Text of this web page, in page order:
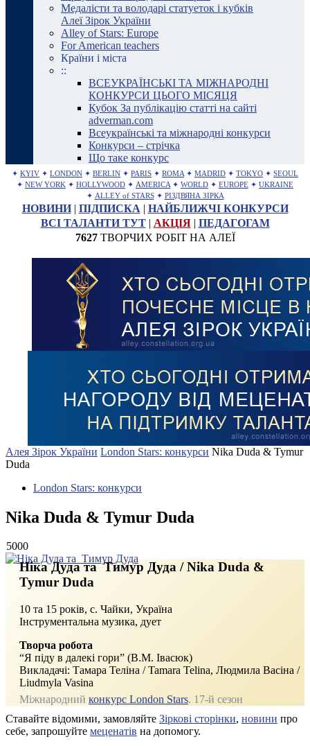
Медалісти та володарі статуеток і кубків
Алеї Зірок України
Alley of Stars: Europe
For American teachers
Країни і міста
::
ВСЕУКРАЇНСЬКІ ТА МІЖНАРОДНІ
КОНКУРСИ ЦЬОГО МІСЯЦЯ
Кубок За публікацію статті на сайті
adverman.com
Всеукраїнські та міжнародні конкурси
Конкурси – стрічка
Що таке конкурс
✦ KYIV ✦ LONDON ✦ BERLIN ✦ PARIS ✦ ROMA ✦ MADRID ✦ TOKYO ✦ SEOUL
✦ NEW YORK ✦ HOLLYWOOD ✦ AMERICA ✦ WORLD ✦ EUROPE ✦ UKRAINE
✦ ALLEY of STARS ✦ РІЗДВЯНА ЗІРКА
НОВИНИ| ПІДПИСКА | НАЙБЛИЖЧІ КОНКУРСИ
ВСІ ТАЛАНТИ ТУТ| АКЦІЯ| ПЕДАГОГАМ
7627ТВОРЧИХ РОБІТ НА АЛЕЇ
Алея Зірок України London Stars: конкурси Nika Duda & Tymur
Duda
London Stars: конкурси
Nika Duda & Tymur Duda
5000
Ніка Дуда та Тимур Дуда / Nika Duda &
Tymur Duda
10 та 15 років, с. Чайки, Україна
Інструментальна музика, дует
Творча робота
“Я піду в далекі гори” (В.М. Івасюк)
Викладачі: Тамара Теліна / Tamara Telina, Людмила Васіна /
Liudmyla Vasina
Міжнародний конкурс London Stars. 17‑й сезон
Ставайте відомими, замовляйте Зіркові сторінки, новини про
себе, запрошуйте меценатів на допомогу.